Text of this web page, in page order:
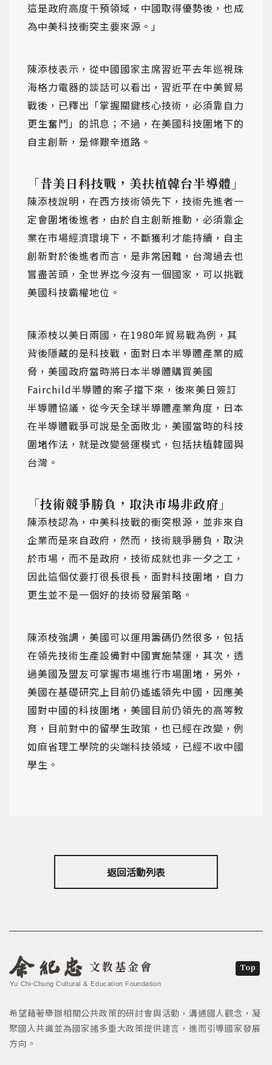
這是政府高度干預領域，中國取得優勢後，也成
為中美科技衝突主要來源。」
陳添枝表示，從中國國家主席習近平去年巡視珠
海格力電器的談話可以看出，習近平在中美貿易
戰後，已釋出「掌握關鍵核心技術，必須靠自力
更生奮鬥」的訊息；不過，在美國科技圍堵下的
自主創新，是條艱辛道路。
「昔美日科技戰，美扶植韓台半導體」
陳添枝說明，在西方技術領先下，技術先進者一
定會圍堵後進者，由於自主創新推動，必須靠企
業在市場經濟環境下，不斷獲利才能持續，自主
創新對於後進者而言，是非常困難，台灣過去也
嘗盡苦頭，全世界迄今沒有一個國家，可以挑戰
美國科技霸權地位。
陳添枝以美日兩國，在1980年貿易戰為例，其
背後隱藏的是科技戰，面對日本半導體產業的威
脅，美國政府當時將日本半導體購買美國
Fairchild半導體的案子擋下來，後來美日簽訂
半導體協議，從今天全球半導體產業角度，日本
在半導體戰爭可說是全面敗北，美國當時的科技
圍堵作法，就是改變營運模式，包括扶植韓國與
台灣。
「技術競爭勝負，取決市場非政府」
陳添枝認為，中美科技戰的衝突根源，並非來自
企業而是來自政府，然而，技術競爭勝負，取決
於市場，而不是政府，技術成就也非一夕之工，
因此這個仗要打很長很長，面對科技圍堵，自力
更生並不是一個好的技術發展策略。
陳添枝強調，美國可以運用籌碼仍然很多，包括
在領先技術生產設備對中國實施禁運，其次，透
過美國及盟友可掌握市場進行市場圍堵，另外，
美國在基礎研究上目前仍遙遙領先中國，因應美
國對中國的科技圍堵，美國目前仍領先的高等教
育，目前對中的留學生政策，也已經在改變，例
如麻省理工學院的尖端科技領域，已經不收中國
學生。
返回活動列表
文教基金會
Yu Chi-Chung Cultural & Education Foundation
希望藉著舉辦相關公共政策的研討會與活動，溝通國人觀念，凝
聚國人共識並為國家諸多重大政策提供建言，進而引導國家發展
方向。
Top